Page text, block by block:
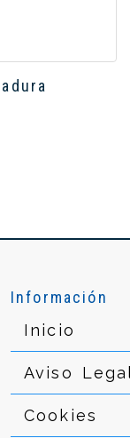
Información
Inicio
Aviso
Cookies